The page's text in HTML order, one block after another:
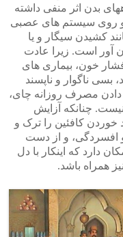
بدن اثر منفی داشته
و روی سیستم های عصبی
کشیدن سیگار و یا
آور است. زیرا عادت
فشار خون، بیماری های
بسی ناگوار و ناپسند
مصرف روزانه چای،
چنانکه آزایش
کردند خوردن کافئین را ترک و
افسردگی، و از دست
دارد که اینکار با دل
همراه باشد.